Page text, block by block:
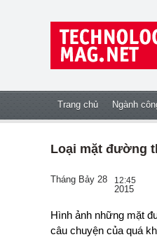
Trang chủ Ngành
Loại mặt đường
Tháng Bảy 28 12:45
2015
Hình ảnh những mặt đường nhựa xuống cấp, sụp lún sau một thời gian sử dụng có thể sắp trở thành một
câu chuyện của quá